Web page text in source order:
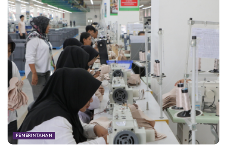
Perpres. (cse)
Tags: dprd dprd kota balikpapan
dprd ngawi
kunjungan kerja
perpres 33
PEMERINTAHAN